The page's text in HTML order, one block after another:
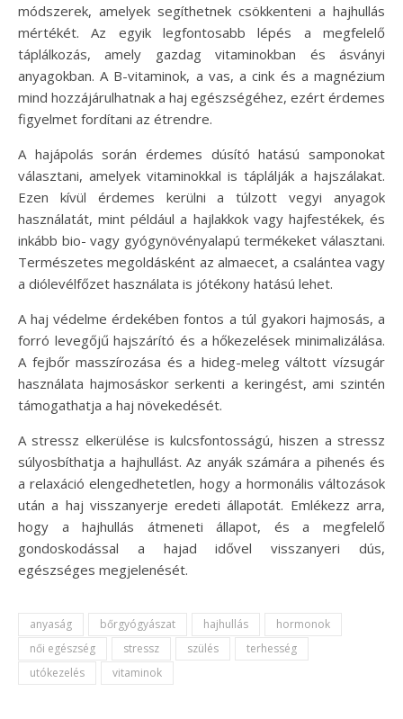
módszerek, amelyek segíthetnek csökkenteni a hajhullás
mértékét. Az egyik legfontosabb lépés a megfelelő
táplálkozás, amely gazdag vitaminokban és ásványi
anyagokban. A B-vitaminok, a vas, a cink és a magnézium
mind hozzájárulhatnak a haj egészségéhez, ezért érdemes
figyelmet fordítani az étrendre.
A hajápolás során érdemes dúsító hatású samponokat
választani, amelyek vitaminokkal is táplálják a hajszálakat.
Ezen kívül érdemes kerülni a túlzott vegyi anyagok
használatát, mint például a hajlakkok vagy hajfestékek, és
inkább bio- vagy gyógynövényalapú termékeket választani.
Természetes megoldásként az almaecet, a csalántea vagy
a diólevélfőzet használata is jótékony hatású lehet.
A haj védelme érdekében fontos a túl gyakori hajmosás, a
forró levegőjű hajszárító és a hőkezelések minimalizálása.
A fejbőr masszírozása és a hideg-meleg váltott vízsugár
használata hajmosáskor serkenti a keringést, ami szintén
támogathatja a haj növekedését.
A stressz elkerülése is kulcsfontosságú, hiszen a stressz
súlyosbíthatja a hajhullást. Az anyák számára a pihenés és
a relaxáció elengedhetetlen, hogy a hormonális változások
után a haj visszanyerje eredeti állapotát. Emlékezz arra,
hogy a hajhullás átmeneti állapot, és a megfelelő
gondoskodással a hajad idővel visszanyeri dús,
egészséges megjelenését.
anyaság bőrgyógyászat hajhullás
hormonok
női egészség
stressz szülés
terhesség
utókezelés
vitaminok